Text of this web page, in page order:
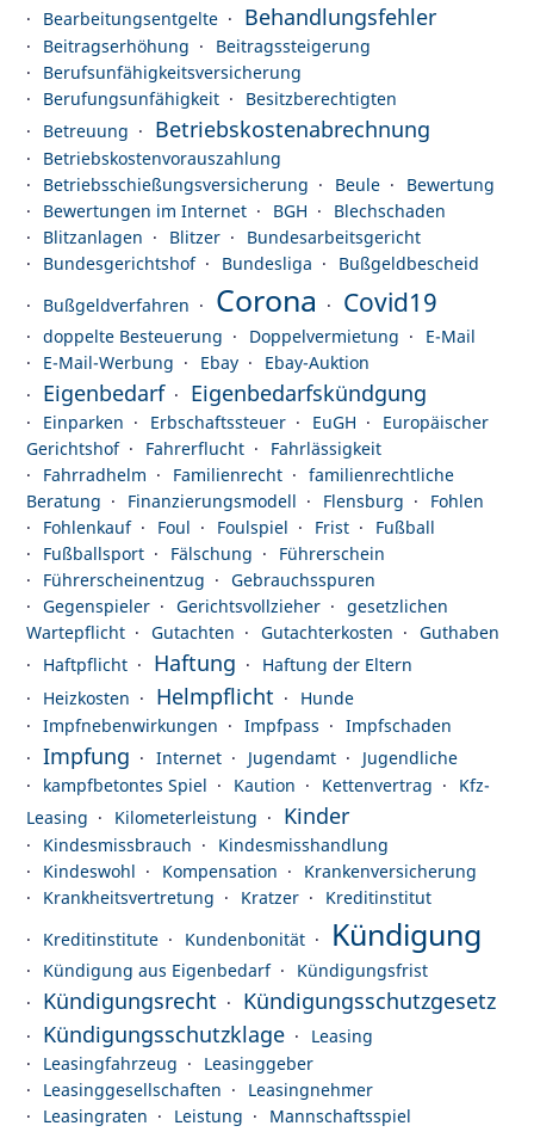
Bearbeitungsentgelte
Behandlungsfehler
Beitragserhöhung
Beitragssteigerung
Berufsunfähigkeitsversicherung
Berufungsunfähigkeit
Besitzberechtigten
Betreuung
Betriebskostenabrechnung
Betriebskostenvorauszahlung
Betriebsschießungsversicherung
Beule
Bewertung
Bewertungen im Internet
BGH
Blechschaden
Blitzanlagen
Blitzer
Bundesarbeitsgericht
Bundesgerichtshof
Bundesliga
Bußgeldbescheid
Bußgeldverfahren
Corona Covid19
doppelte Besteuerung Doppelvermietung
E-Mail
E-Mail-Werbung
Ebay Ebay-Auktion
Eigenbedarf Eigenbedarfskündgung
Einparken Erbschaftssteuer EuGH
Europäischer
Gerichtshof
Fahrerflucht
Fahrlässigkeit
Fahrradhelm
Familienrecht
familienrechtliche
Beratung
Finanzierungsmodell Flensburg
Fohlen
Fohlenkauf
Foul Foulspiel Frist
Fußball
Fußballsport
Fälschung
Führerschein
Führerscheinentzug
Gebrauchsspuren
Gegenspieler
Gerichtsvollzieher
gesetzlichen
Wartepflicht
Gutachten Gutachterkosten
Guthaben
Haftpflicht
Haftung
Haftung der Eltern
Heizkosten
Helmpflicht
Hunde
Impfnebenwirkungen
Impfpass Impfschaden
Impfung Internet Jugendamt
Jugendliche
kampfbetontes Spiel
Kaution Kettenvertrag
Kfz-
Leasing
Kilometerleistung Kinder
Kindesmissbrauch
Kindesmisshandlung
Kindeswohl
Kompensation
Krankenversicherung
Krankheitsvertretung
Kratzer
Kreditinstitut
Kreditinstitute
Kundenbonität Kündigung
Kündigung aus Eigenbedarf Kündigungsfrist
Kündigungsrecht
Kündigungsschutzgesetz
Kündigungsschutzklage
Leasing
Leasingfahrzeug
Leasinggeber
Leasinggesellschaften
Leasingnehmer
Leasingraten
Leistung Mannschaftsspiel